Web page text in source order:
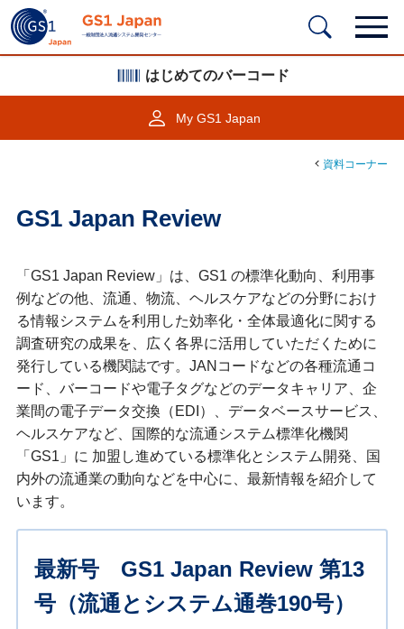
はじめてのバーコード
My GS1 Japan
資料コーナー
GS1 Japan Review
「GS1 Japan Review」は、GS1 の標準化動向、利用事
例などの他、流通、物流、ヘルスケアなどの分野におけ
る情報システムを利用した効率化・全体最適化に関する
調査研究の成果を、広く各界に活用していただくために
発行している機関誌です。JANコードなどの各種流通コ
ード、バーコードや電子タグなどのデータキャリア、企
業間の電子データ交換（EDI）、データベースサービス、
ヘルスケアなど、国際的な流通システム標準化機関
「GS1」に 加盟し進めている標準化とシステム開発、国
内外の流通業の動向などを中心に、最新情報を紹介して
います。
最新号 GS1 Japan Review 第13
号（流通とシステム通巻190号）